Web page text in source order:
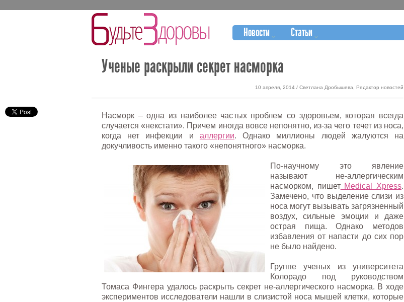
Новости Статьи
Ученые раскрыли секрет насморка
10 апреля, 2014 / Светлана Дробышева, Редактор новостей
Насморк – одна из наиболее частых проблем со здоровьем, которая всегда
случается «некстати». Причем иногда вовсе непонятно, из-за чего течет из носа,
когда нет инфекции и аллергии. Однако миллионы людей жалуются на
докучливость именно такого «непонятного» насморка.
По-научному это явление
называют не-аллергическим
насморком, пишетMedical Xpress.
Замечено, что выделение слизи из
носа могут вызывать загрязненный
воздух, сильные эмоции и даже
острая пища. Однако методов
избавления от напасти до сих пор
не было найдено.
Группе ученых из университета
Колорадо под руководством
Томаса Фингера удалось раскрыть секрет не-аллергического насморка. В ходе
экспериментов исследователи нашли в слизистой носа мышей клетки, которые